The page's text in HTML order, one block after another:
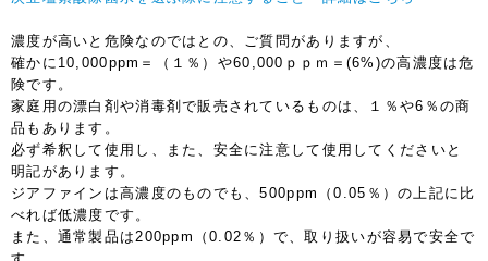
濃度が高いと危険なのではとの、ご質問がありますが、
確かに10,000ppm＝（１％）や60,000ｐｐｍ＝(6%)の高濃度は危
険です。
家庭用の漂白剤や消毒剤で販売されているものは、１％や6％の商
品もあります。
必ず希釈して使用し、また、安全に注意して使用してくださいと
明記があります。
ジアファインは高濃度のものでも、500ppm（0.05％）の上記に比
べれば低濃度です。
また、通常製品は200ppm（0.02％）で、取り扱いが容易で安全で